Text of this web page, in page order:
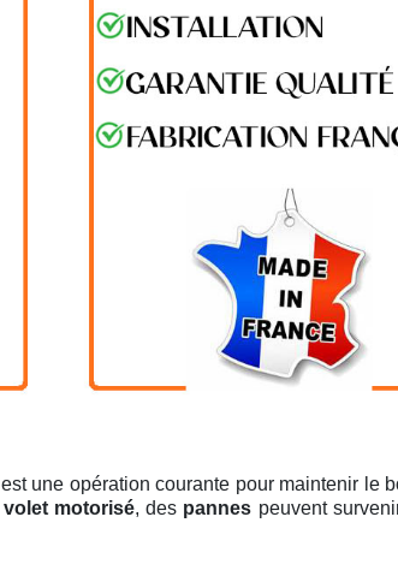
est une opération courante pour maintenir le
volet motorisé, des pannes peuvent